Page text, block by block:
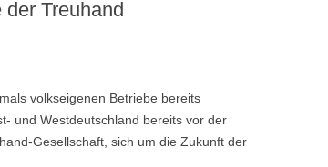
Treuhand
volkseigenen Betriebe bereits
und Westdeutschland bereits vor der
Gesellschaft, sich um die Zukunft der